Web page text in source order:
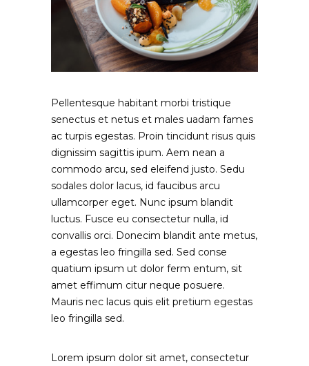
Pellentesque habitant morbi tristique
senectus et netus et males uadam fames
ac turpis egestas. Proin tincidunt risus quis
dignissim sagittis ipum. Aem nean a
commodo arcu, sed eleifend justo. Sedu
sodales dolor lacus, id faucibus arcu
ullamcorper eget. Nunc ipsum blandit
luctus. Fusce eu consectetur nulla, id
convallis orci. Donecim blandit ante metus,
a egestas leo fringilla sed. Sed conse
quatium ipsum ut dolor ferm entum, sit
amet effimum citur neque posuere.
Mauris nec lacus quis elit pretium egestas
leo fringilla sed.
Lorem ipsum dolor sit amet, consectetur